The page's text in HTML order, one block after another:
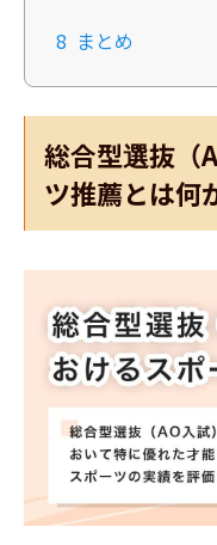
8 まとめ
総合型選抜（
ツ推薦とは何